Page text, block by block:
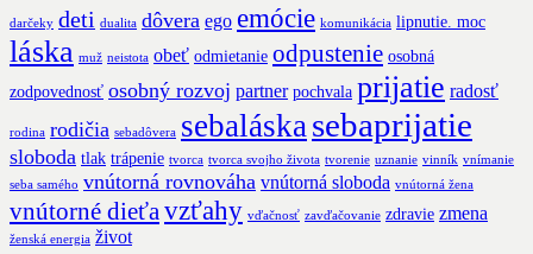
darčeky deti dualita dôvera ego emócie komunikácia lipnutie. moc
láska muž neistota obeť odmietanie odpustenie osobná
zodpovednosť osobný rozvoj partner pochvala prijatie radosť
rodina rodičia sebadôvera sebaláska sebaprijatie
sloboda tlak trápenie tvorca tvorca svojho života tvorenie uznanie vinník vnímanie
seba samého vnútorná rovnováha vnútorná sloboda vnútorná žena
vnútorné dieťa vzťahy vďačnosť zavďačovanie zdravie zmena
ženská energia život